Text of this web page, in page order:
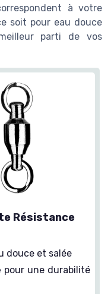
à votre
soit pour eau douce
parti de vos
Résistance
douce et salée
pour une durabilité